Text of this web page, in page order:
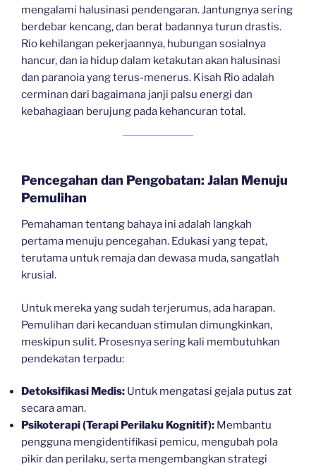
mengalami halusinasi pendengaran. Jantungnya sering
berdebar kencang, dan berat badannya turun drastis.
Rio kehilangan pekerjaannya, hubungan sosialnya
hancur, dan ia hidup dalam ketakutan akan halusinasi
dan paranoia yang terus-menerus. Kisah Rio adalah
cerminan dari bagaimana janji palsu energi dan
kebahagiaan berujung pada kehancuran total.
Pencegahan dan Pengobatan: Jalan Menuju
Pemulihan
Pemahaman tentang bahaya ini adalah langkah
pertama menuju pencegahan. Edukasi yang tepat,
terutama untuk remaja dan dewasa muda, sangatlah
krusial.
Untuk mereka yang sudah terjerumus, ada harapan.
Pemulihan dari kecanduan stimulan dimungkinkan,
meskipun sulit. Prosesnya sering kali membutuhkan
pendekatan terpadu:
Detoksifikasi Medis: Untuk mengatasi gejala putus zat
secara aman.
Psikoterapi (Terapi Perilaku Kognitif): Membantu
pengguna mengidentifikasi pemicu, mengubah pola
pikir dan perilaku, serta mengembangkan strategi